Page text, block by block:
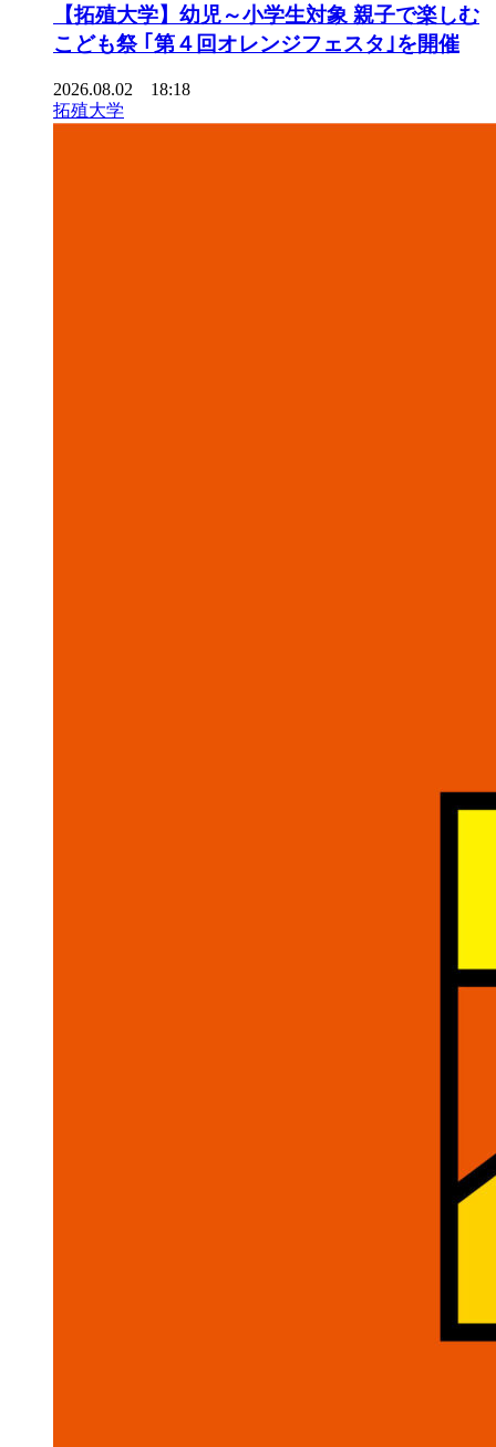
【拓殖大学】幼児～小学生対象 親子で楽しむ
こども祭 ｢第４回オレンジフェスタ｣を開催
2026.08.02 18:18
拓殖大学